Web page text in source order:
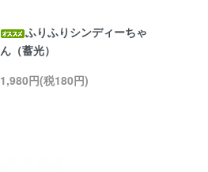
ふりふりシンディーちゃ
ん（蓄光）
1,980円(税180円)